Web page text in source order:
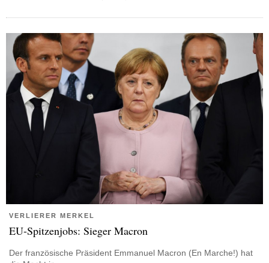
VERLIERER MERKEL
EU-Spitzenjobs: Sieger Macron
Der französische Präsident Emmanuel Macron (En Marche!) hat